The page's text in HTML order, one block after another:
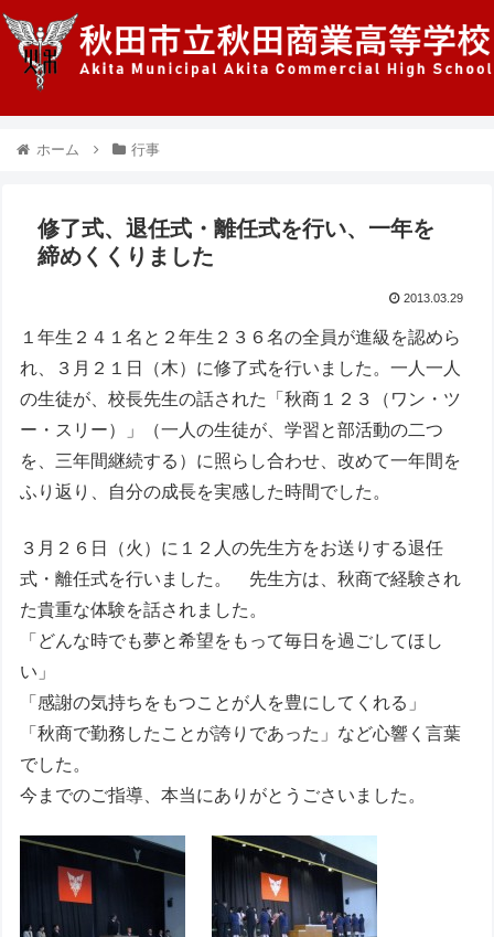
ホーム 行事
修了式、退任式・離任式を行い、一年を
締めくくりました
2013.03.29
１年生２４１名と２年生２３６名の全員が進級を認めら
れ、３月２１日（木）に修了式を行いました。一人一人
の生徒が、校長先生の話された「秋商１２３（ワン・ツ
ー・スリー）」（一人の生徒が、学習と部活動の二つ
を、三年間継続する）に照らし合わせ、改めて一年間を
ふり返り、自分の成長を実感した時間でした。
３月２６日（火）に１２人の先生方をお送りする退任
式・離任式を行いました。 先生方は、秋商で経験され
た貴重な体験を話されました。
「どんな時でも夢と希望をもって毎日を過ごしてほし
い」
「感謝の気持ちをもつことが人を豊にしてくれる」
「秋商で勤務したことが誇りであった」など心響く言葉
でした。
今までのご指導、本当にありがとうごさいました。